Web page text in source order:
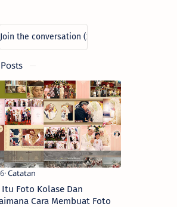
Itu Foto Kolase Dan
Cara Membuat Foto